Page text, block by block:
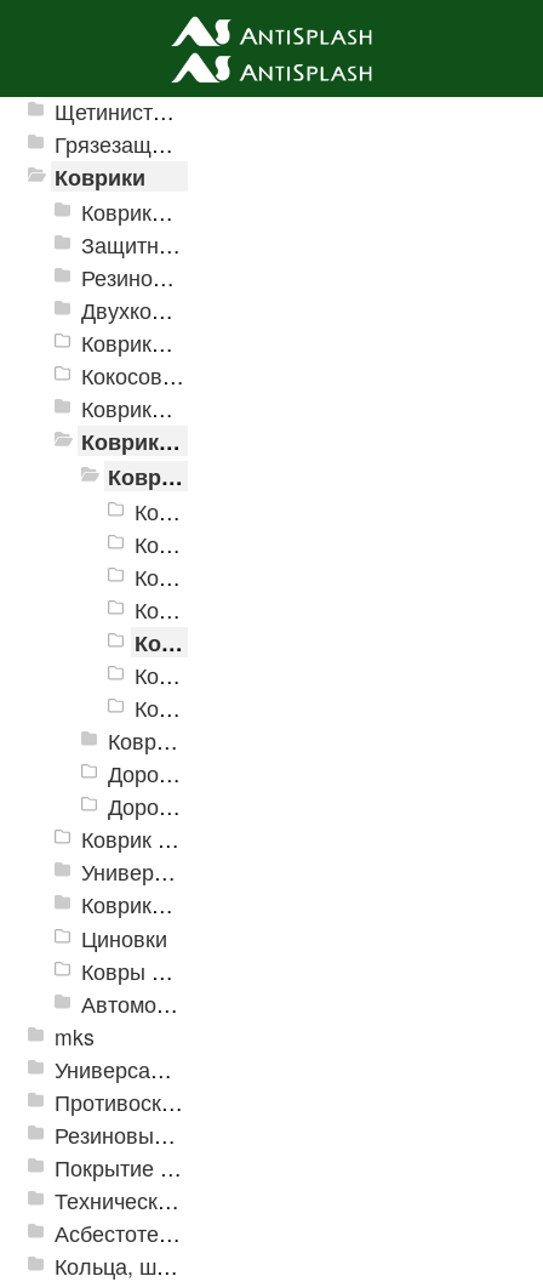
Ячеистые грязезащитные покрытия
Щетинистые покрытия
Грязезащитные, влаговпитывающие покрытия
Коврики
Коврики влаговпитывающие
Защитные коврики и лотки
Резиновые коврики
Двухкомпонентные коврики
Коврики на пенорезине
Кокосовые коврики
Коврики для ванн
Коврики и дорожки пористые (Лапша)
Коврики «Лапша»
Коврики «Лапша» 400x600 мм
Коврики «Лапша» 500x700 мм
Коврики «Лапша» 600x900 мм
Коврики «Лапша» 400x600 мм, с надписью
Коврики «Лапша» 500x700 мм, с надписью
Коврики «Лапша» 500x800 мм, с надписью
Коврики «Лапша» 600x900 мм, с надписью
Коврик придверный Dabar
Дорожка «Лапша»
Дорожка «Кели»
Коврик флокированный
Универсальные коврики
Коврики хлопковые
Циновки
Ковры для детской
Автомобильные коврики
mks
Универсальные модульные покрытия
Противоскользящая защита для лестниц, профили, ленты
Резиновые и ПВХ дорожки
Покрытие из резиновой крошки
Техническая резина
Асбестотехнические и теплоизоляционные материалы
Кольца, шайбы, манжеты